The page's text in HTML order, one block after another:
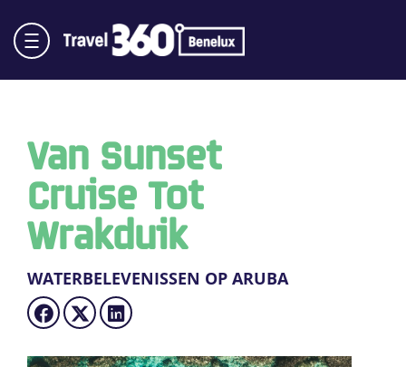
Van Sunset
Cruise Tot
Wrakduik
WATERBELEVENISSEN OP ARUBA